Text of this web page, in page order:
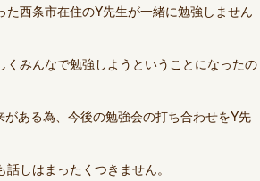
西条市在住のY先生が一緒に勉強しません
みんなで勉強しようということになったの
ある為、今後の勉強会の打ち合わせをY先
しはまったくつきません。